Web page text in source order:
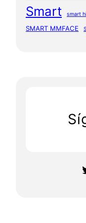
Smart smart
SMART MMFACE
Twitter